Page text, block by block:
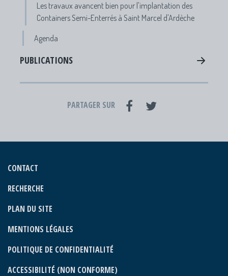
Les travaux avancent bien pour l'implantation des
Containers Semi-Enterrés à Saint Marcel d'Ardèche
Agenda
PUBLICATIONS
PARTAGER SUR
CONTACT
RECHERCHE
PLAN DU SITE
MENTIONS LÉGALES
POLITIQUE DE CONFIDENTIALITÉ
ACCESSIBILITÉ (NON CONFORME)